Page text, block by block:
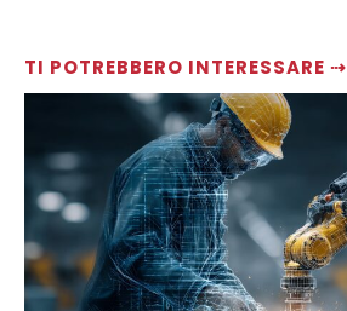
TI POTREBBERO INTERESSARE ⇢